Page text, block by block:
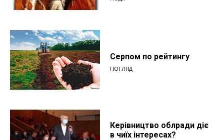
Серпом по рейтингу
ПОГЛЯД
Керівництво облради діє
в чиїх інтересах?